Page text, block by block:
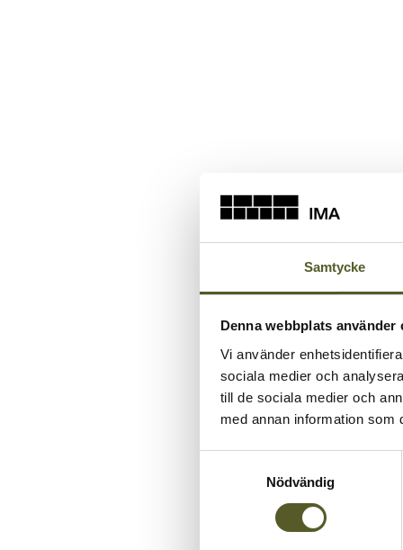
Samtycke
Denna webbplats använder
Vi använder
sociala medier och
till de sociala medier och
med annan information som
Nödvändig